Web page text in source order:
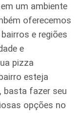
um ambiente
oferecemos
e regiões
e
pizza
esteja
basta fazer seu
opções no